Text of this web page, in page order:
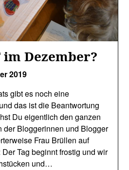
im Dezember?
2019
gibt es noch eine
das ist die Beantwortung
Du eigentlich den ganzen
der Bloggerinnen und Blogger
Frau Brüllen auf
Tag beginnt frostig und wir
und…